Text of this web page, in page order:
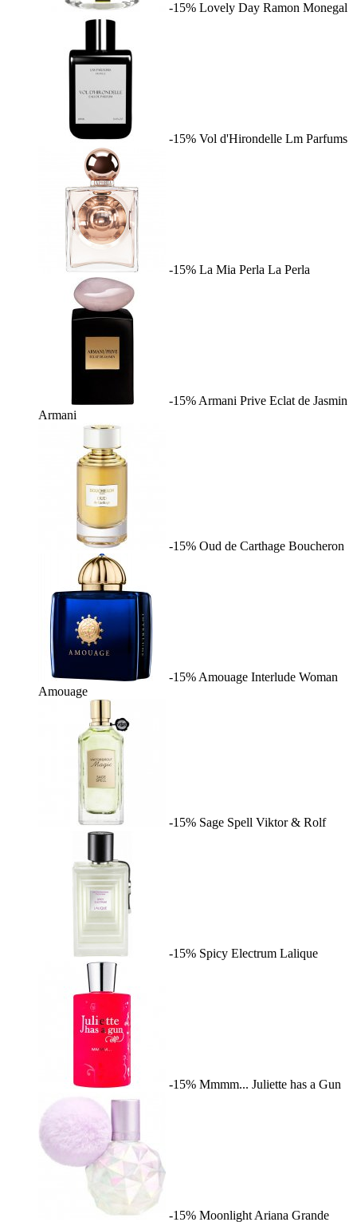
-15% Lovely Day Ramon Monegal
-15% Vol d'Hirondelle Lm Parfums
-15% La Mia Perla La Perla
-15% Armani Prive Eclat de Jasmin
Armani
-15% Oud de Carthage Boucheron
-15% Amouage Interlude Woman
Amouage
-15% Sage Spell Viktor & Rolf
-15% Spicy Electrum Lalique
-15% Mmmm... Juliette has a Gun
-15% Moonlight Ariana Grande